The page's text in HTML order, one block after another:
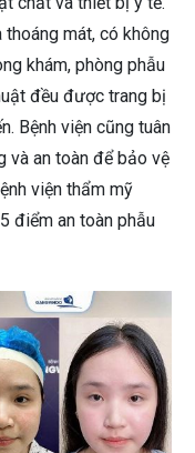
mát, có không
khám, phòng phẫu
đều được trang bị
Bệnh viện cũng tuân
và an toàn để bảo vệ
viện thẩm mỹ
điểm an toàn phẫu